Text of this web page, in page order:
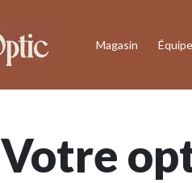
Magasin Équipe
Votre